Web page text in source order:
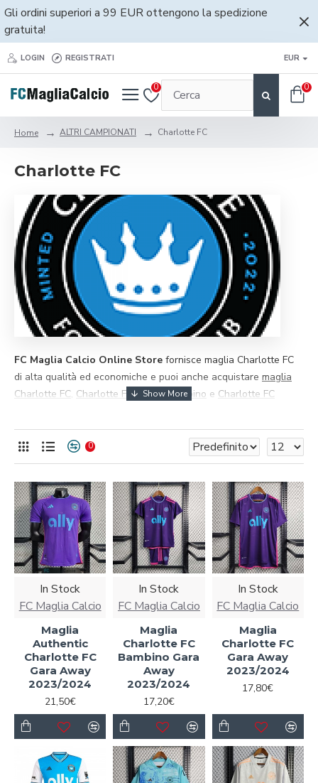
Gli ordini superiori a 99 EUR ottengono la spedizione
gratuita!
LOGIN REGISTRATI EUR
0 0
Home ALTRI CAMPIONATI Charlotte FC
Charlotte FC
FC Maglia Calcio Online Store fornisce maglia Charlotte FC ​​
di alta qualità ed economiche e puoi anche acquistare maglia
Charlotte FC, Charlotte FC maglia bambino e Charlotte FC
possono essere personalizzati. Saremo responsabili di ogni
prodotto acquistato.
0
In Stock
FC Maglia Calcio
Maglia
Authentic
Charlotte FC
Gara Away
2023/2024
21,50€
In Stock
FC Maglia Calcio
Maglia
Charlotte FC
Bambino Gara
Away
2023/2024
17,20€
In Stock
FC Maglia Calcio
Maglia
Charlotte FC
Gara Away
2023/2024
17,80€